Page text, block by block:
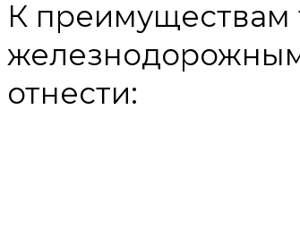
К преимуществам
отнести: